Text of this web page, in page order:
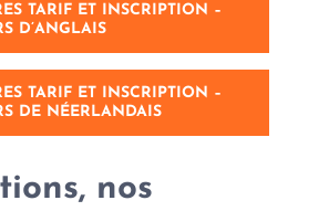
TARIF ET INSCRIPTION –
D’ANGLAIS
TARIF ET INSCRIPTION –
DE NÉERLANDAIS
nos